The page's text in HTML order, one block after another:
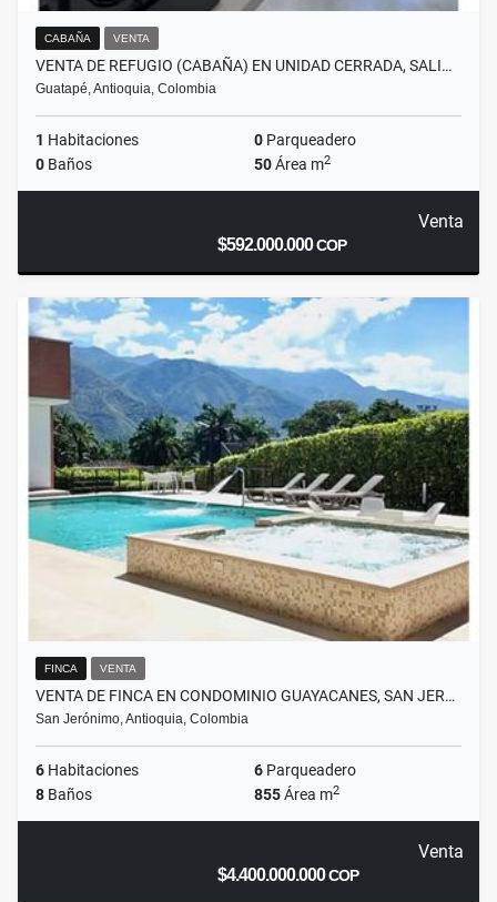
CABAÑA VENTA
VENTA DE REFUGIO (CABAÑA) EN UNIDAD CERRADA, SALI…
Guatapé, Antioquia, Colombia
1 Habitaciones 0 Parqueadero
0 Baños 50Área m2
Venta
$592.000.000COP
FINCA VENTA
VENTA DE FINCA EN CONDOMINIO GUAYACANES, SAN JER…
San Jerónimo, Antioquia, Colombia
6 Habitaciones 6 Parqueadero
8 Baños 855Área m2
Venta
$4.400.000.000COP